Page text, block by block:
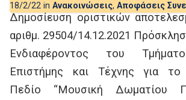
18/2/22 in Ανακοινώσεις, Αποφάσεις
Δημοσίευση οριστικών
αριθμ. 29504/14.12.2021
Ενδιαφέροντος του
Επιστήμης και Τέχνης για το
Πεδίο “Μουσική Δωματίου